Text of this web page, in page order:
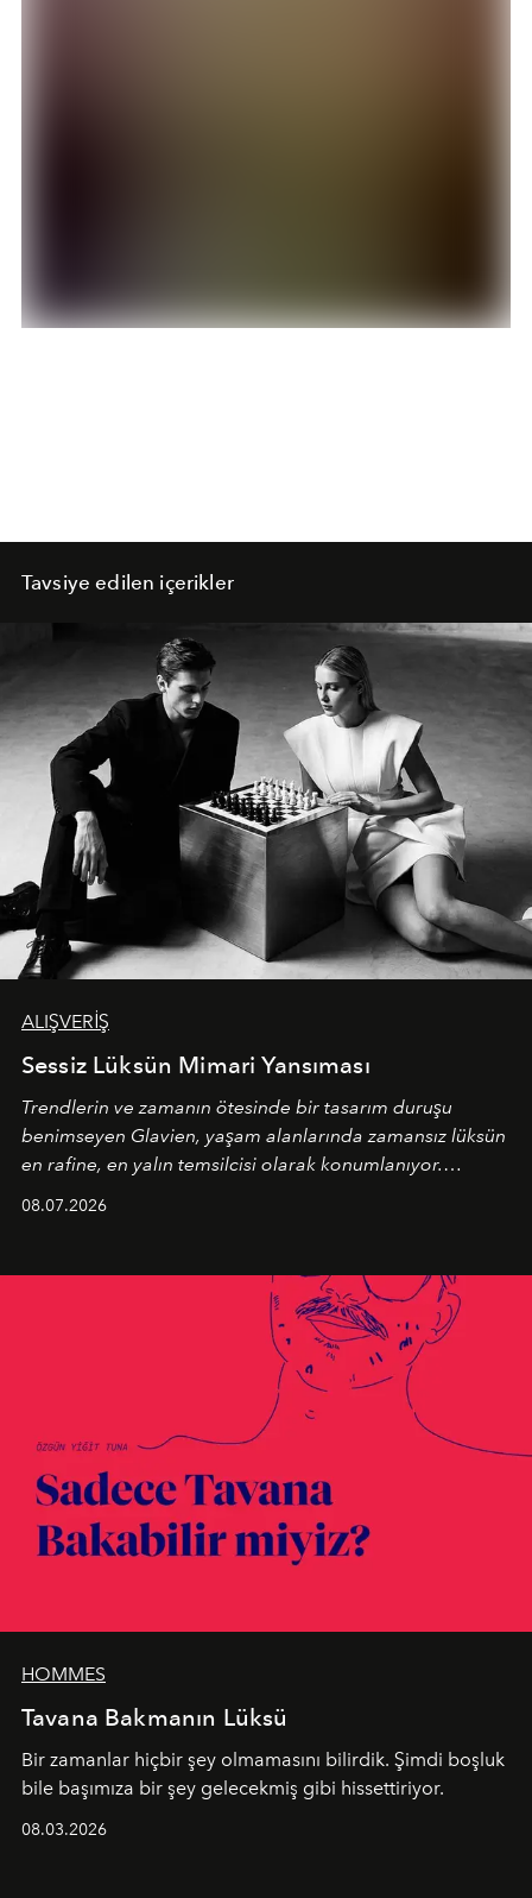
Tavsiye edilen içerikler
ALIŞVERİŞ
Sessiz Lüksün Mimari Yansıması
Trendlerin ve zamanın ötesinde bir tasarım duruşu
benimseyen Glavien, yaşam alanlarında zamansız lüksün
en rafine, en yalın temsilcisi olarak konumlanıyor.
08.07.2026
HOMMES
Tavana Bakmanın Lüksü
Bir zamanlar hiçbir şey olmamasını bilirdik. Şimdi boşluk
bile başımıza bir şey gelecekmiş gibi hissettiriyor.
08.03.2026